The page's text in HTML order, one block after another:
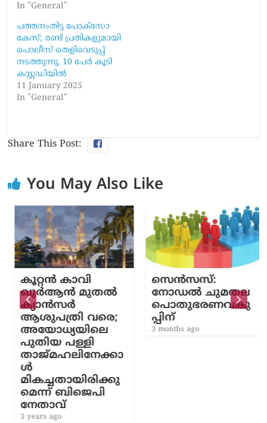
In "General"
പത്തനംതിട്ട പോക്സോ
കേസ്; രണ്ട് പ്രതികളുമായി
പൊലീസ് തെളിവെടുപ്പ്
നടത്തുന്നു, 10 പേര്‍ കൂടി
കസ്റ്റഡിയില്‍
11 January 2025
In "General"
Share This Post:
You May Also Like
കൂറ്റൻ കാവി
ഖുർആൻ മുതൽ
ക്യാൻ‍സർ
ആശുപത്രി വരെ;
അയോധ്യയിലെ
പുതിയ പള്ളി
താജ്മഹലിനേക്കാ
ൾ
മികച്ചതായിരിക്കു
മെന്ന് ബിജെപി
നേതാവ്
3 years ago
സെൻസസ്:​
നോഡൽ ചുമതല
പൊതുഭരണവകു
പ്പിന്
3 months ago